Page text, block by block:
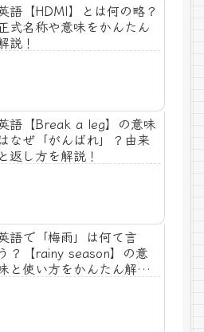
語【HDMI】とは何の略？
式名称や意味をかんたん
説！
語【Break a leg】の意味
はなぜ「がんばれ」？由来
と返し方を解説！
語で「梅雨」は何て言
う？【rainy season】の意
と使い方をかんたん解